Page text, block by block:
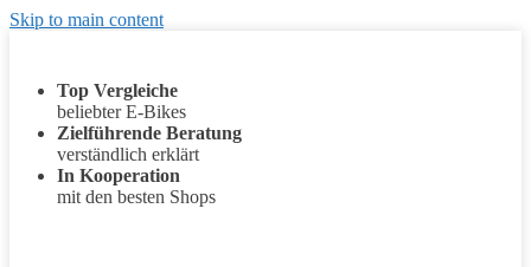
Skip to main content
Top Vergleiche
beliebter E-Bikes
Zielführende Beratung
verständlich erklärt
In Kooperation
mit den besten Shops